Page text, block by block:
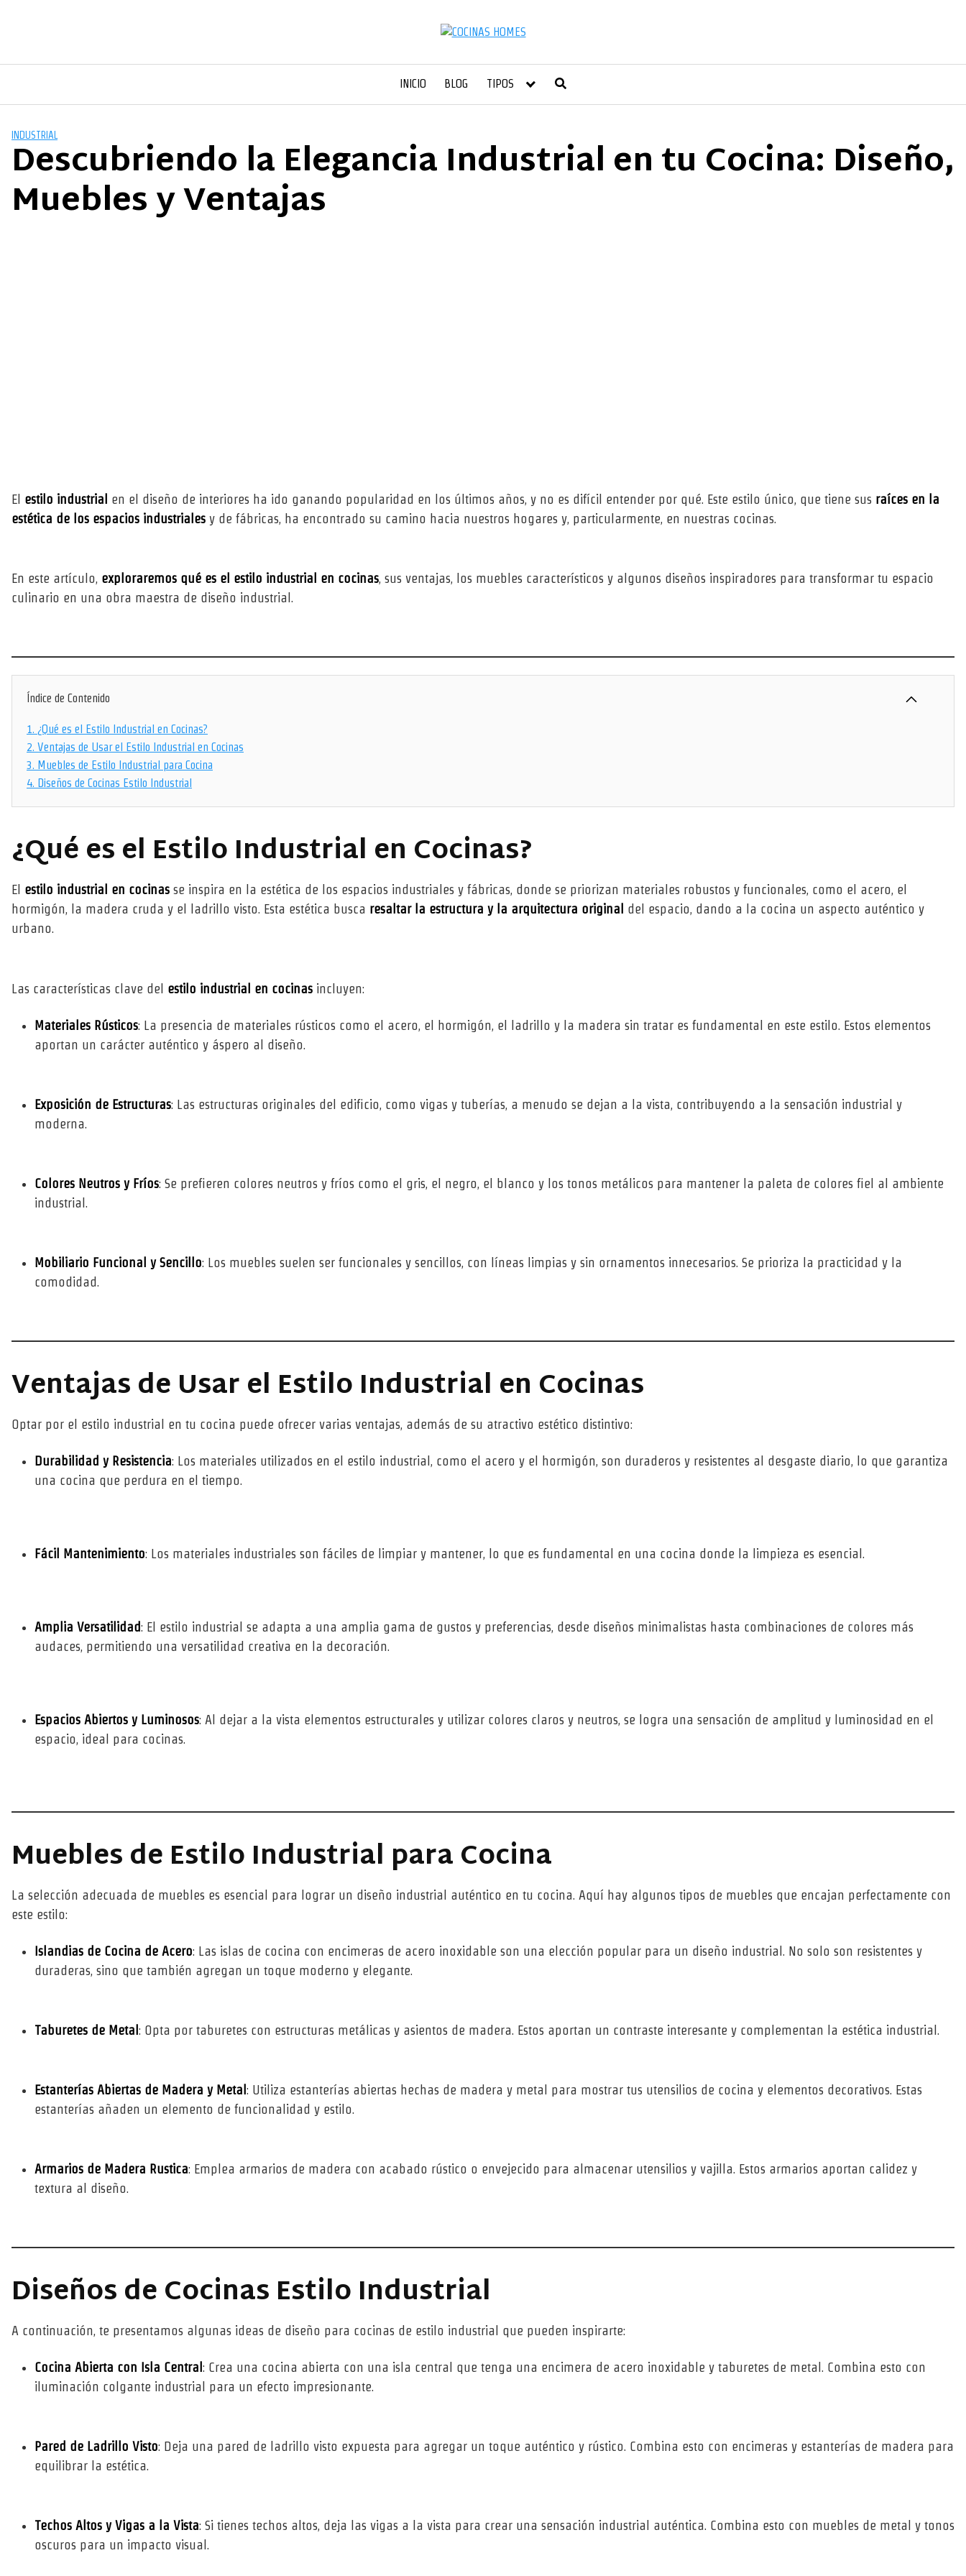
INICIO BLOG TIPOS
INDUSTRIAL
Descubriendo la Elegancia Industrial en tu Cocina: Diseño,
Muebles y Ventajas
El estilo industrial en el diseño de interiores ha ido ganando popularidad en los últimos años, y no es difícil entender por qué. Este estilo único, que tiene sus raíces en la
estética de los espacios industriales y de fábricas, ha encontrado su camino hacia nuestros hogares y, particularmente, en nuestras cocinas.
En este artículo, exploraremos qué es el estilo industrial en cocinas, sus ventajas, los muebles característicos y algunos diseños inspiradores para transformar tu espacio
culinario en una obra maestra de diseño industrial.
Índice de Contenido
1. ¿Qué es el Estilo Industrial en Cocinas?
2. Ventajas de Usar el Estilo Industrial en Cocinas
3. Muebles de Estilo Industrial para Cocina
4. Diseños de Cocinas Estilo Industrial
¿Qué es el Estilo Industrial en Cocinas?
El estilo industrial en cocinas se inspira en la estética de los espacios industriales y fábricas, donde se priorizan materiales robustos y funcionales, como el acero, el
hormigón, la madera cruda y el ladrillo visto. Esta estética busca resaltar la estructura y la arquitectura original del espacio, dando a la cocina un aspecto auténtico y
urbano.
Las características clave del estilo industrial en cocinas incluyen:
Materiales Rústicos: La presencia de materiales rústicos como el acero, el hormigón, el ladrillo y la madera sin tratar es fundamental en este estilo. Estos elementos
aportan un carácter auténtico y áspero al diseño.
Exposición de Estructuras: Las estructuras originales del edificio, como vigas y tuberías, a menudo se dejan a la vista, contribuyendo a la sensación industrial y
moderna.
Colores Neutros y Fríos: Se prefieren colores neutros y fríos como el gris, el negro, el blanco y los tonos metálicos para mantener la paleta de colores fiel al ambiente
industrial.
Mobiliario Funcional y Sencillo: Los muebles suelen ser funcionales y sencillos, con líneas limpias y sin ornamentos innecesarios. Se prioriza la practicidad y la
comodidad.
Ventajas de Usar el Estilo Industrial en Cocinas
Optar por el estilo industrial en tu cocina puede ofrecer varias ventajas, además de su atractivo estético distintivo:
Durabilidad y Resistencia: Los materiales utilizados en el estilo industrial, como el acero y el hormigón, son duraderos y resistentes al desgaste diario, lo que garantiza
una cocina que perdura en el tiempo.
Fácil Mantenimiento: Los materiales industriales son fáciles de limpiar y mantener, lo que es fundamental en una cocina donde la limpieza es esencial.
Amplia Versatilidad: El estilo industrial se adapta a una amplia gama de gustos y preferencias, desde diseños minimalistas hasta combinaciones de colores más
audaces, permitiendo una versatilidad creativa en la decoración.
Espacios Abiertos y Luminosos: Al dejar a la vista elementos estructurales y utilizar colores claros y neutros, se logra una sensación de amplitud y luminosidad en el
espacio, ideal para cocinas.
Muebles de Estilo Industrial para Cocina
La selección adecuada de muebles es esencial para lograr un diseño industrial auténtico en tu cocina. Aquí hay algunos tipos de muebles que encajan perfectamente con
este estilo:
Islandias de Cocina de Acero: Las islas de cocina con encimeras de acero inoxidable son una elección popular para un diseño industrial. No solo son resistentes y
duraderas, sino que también agregan un toque moderno y elegante.
Taburetes de Metal : Opta por taburetes con estructuras metálicas y asientos de madera. Estos aportan un contraste interesante y complementan la estética industrial.
Estanterías Abiertas de Madera y Metal : Utiliza estanterías abiertas hechas de madera y metal para mostrar tus utensilios de cocina y elementos decorativos. Estas
estanterías añaden un elemento de funcionalidad y estilo.
Armarios de Madera Rustica: Emplea armarios de madera con acabado rústico o envejecido para almacenar utensilios y vajilla. Estos armarios aportan calidez y
textura al diseño.
Diseños de Cocinas Estilo Industrial
A continuación, te presentamos algunas ideas de diseño para cocinas de estilo industrial que pueden inspirarte:
Cocina Abierta con Isla Central : Crea una cocina abierta con una isla central que tenga una encimera de acero inoxidable y taburetes de metal. Combina esto con
iluminación colgante industrial para un efecto impresionante.
Pared de Ladrillo Visto: Deja una pared de ladrillo visto expuesta para agregar un toque auténtico y rústico. Combina esto con encimeras y estanterías de madera para
equilibrar la estética.
Techos Altos y Vigas a la Vista: Si tienes techos altos, deja las vigas a la vista para crear una sensación industrial auténtica. Combina esto con muebles de metal y tonos
oscuros para un impacto visual.